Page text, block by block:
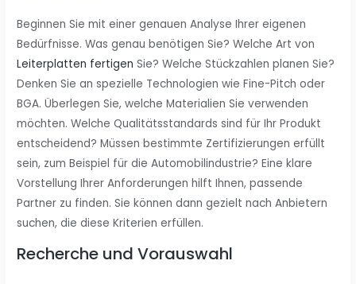
Beginnen Sie mit einer genauen Analyse Ihrer eigenen
Bedürfnisse. Was genau benötigen Sie? Welche Art von
Leiterplatten fertigen Sie? Welche Stückzahlen planen Sie?
Denken Sie an spezielle Technologien wie Fine-Pitch oder
BGA. Überlegen Sie, welche Materialien Sie verwenden
möchten. Welche Qualitätsstandards sind für Ihr Produkt
entscheidend? Müssen bestimmte Zertifizierungen erfüllt
sein, zum Beispiel für die Automobilindustrie? Eine klare
Vorstellung Ihrer Anforderungen hilft Ihnen, passende
Partner zu finden. Sie können dann gezielt nach Anbietern
suchen, die diese Kriterien erfüllen.
Recherche und Vorauswahl